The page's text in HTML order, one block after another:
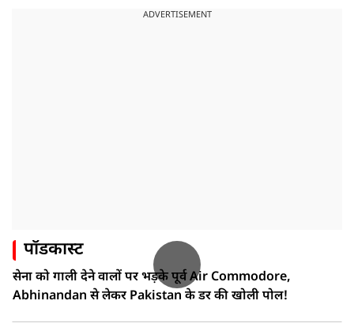
ADVERTISEMENT
पॉडकास्ट
सेना को गाली देने वालों पर भड़के पूर्व Air Commodore,
Abhinandan से लेकर Pakistan के डर की खोली पोल!